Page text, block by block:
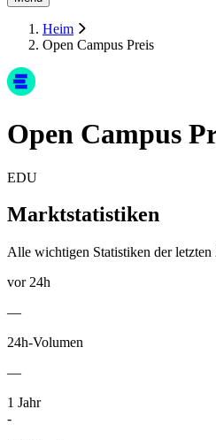
Heim
Open Campus Preis
Open Campus
EDU
Marktstatistiken
Alle wichtigen Statistiken der
vor 24h
—
24h-Volumen
—
1 Jahr
-